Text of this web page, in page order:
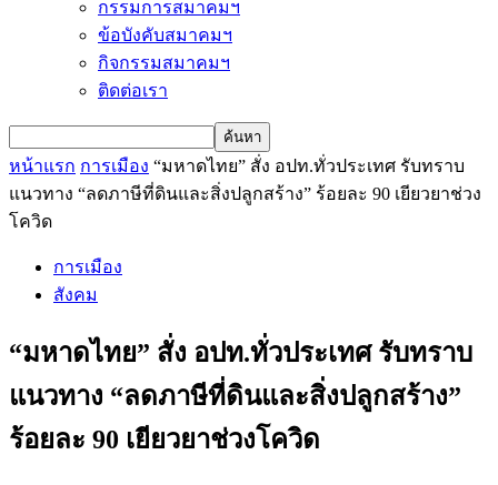
กรรมการสมาคมฯ
ข้อบังคับสมาคมฯ
กิจกรรมสมาคมฯ
ติดต่อเรา
หน้าแรก การเมือง “มหาดไทย” สั่ง อปท.ทั่วประเทศ รับทราบ
แนวทาง “ลดภาษีที่ดินและสิ่งปลูกสร้าง” ร้อยละ 90 เยียวยาช่วง
โควิด
การเมือง
สังคม
“มหาดไทย” สั่ง อปท.ทั่วประเทศ รับทราบ
แนวทาง “ลดภาษีที่ดินและสิ่งปลูกสร้าง”
ร้อยละ 90 เยียวยาช่วงโควิด